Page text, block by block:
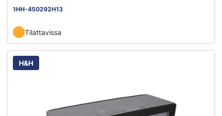
1HH-450292H13
Tilattavissa
H&H